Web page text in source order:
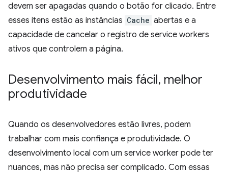
devem ser apagadas quando o botão for clicado. Entre
esses itens estão as instâncias Cache abertas e a
capacidade de cancelar o registro de service workers
ativos que controlem a página.
Desenvolvimento mais fácil, melhor
produtividade
Quando os desenvolvedores estão livres, podem
trabalhar com mais confiança e produtividade. O
desenvolvimento local com um service worker pode ter
nuances, mas não precisa ser complicado. Com essas